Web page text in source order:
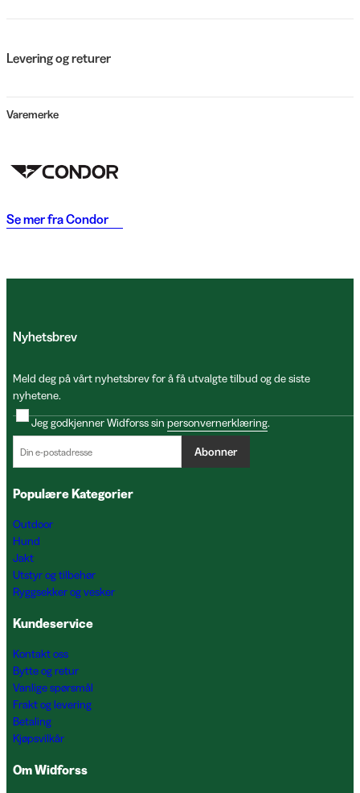
Levering og returer
Varemerke
Se mer fraCondor
Nyhetsbrev
Meld deg på vårt nyhetsbrev for å få utvalgte tilbud og de siste
nyhetene.
Jeg godkjenner Widforss sin personvernerklæring.
Abonner
Populære Kategorier
Outdoor
Hund
Jakt
Utstyr og tilbehør
Ryggsekker og vesker
Kundeservice
Kontakt oss
Bytte og retur
Vanlige spørsmål
Frakt og levering
Betaling
Kjøpsvilkår
Om Widforss